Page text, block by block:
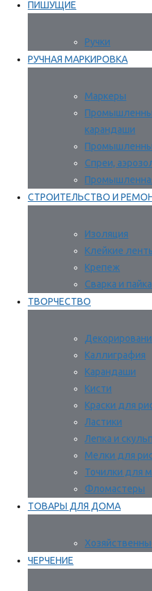
ПИШУЩИЕ
Ручки
РУЧНАЯ МАРКИРОВКА
Маркеры
карандаши
Спреи,
СТРОИТЕЛЬСТВО И
Изоляция
Клейкие
Крепеж
Сварка и пайка
ТВОРЧЕСТВО
Каллиграфия
Карандаши
Кисти
Краски для
Ластики
Лепка и
Мелки для
Точилки для
Фломастеры
ТОВАРЫ ДЛЯ ДОМА
ЧЕРЧЕНИЕ